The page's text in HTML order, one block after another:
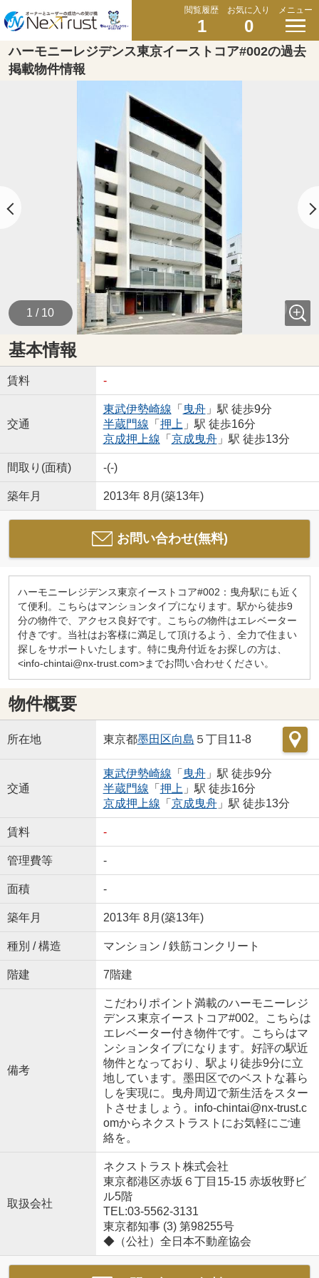
閲覧履歴
1
お気に入り
0
メニュー
ハーモニーレジデンス東京イーストコア#002の過去
掲載物件情報
1 / 10
基本情報
賃料 -
交通
東武伊勢崎線 「 曳舟」駅 徒歩9分
半蔵門線 「 押上 」駅 徒歩16分
京成押上線 「 京成曳舟」駅 徒歩13分
間取り(面積) -(-)
築年月 2013年 8月(築13年)
お問い合わせ(無料)
ハーモニーレジデンス東京イーストコア#002：曳舟駅にも近く
て便利。こちらはマンションタイプになります。駅から徒歩9
分の物件で、アクセス良好です。こちらの物件はエレベーター
付きです。当社はお客様に満足して頂けるよう、全力で住まい
探しをサポートいたします。特に曳舟付近をお探しの方は、
<info-chintai@nx-trust.com>までお問い合わせください。
物件概要
所在地 東京都墨田区向島 ５丁目11-8
交通
東武伊勢崎線 「 曳舟」駅 徒歩9分
半蔵門線 「 押上 」駅 徒歩16分
京成押上線 「 京成曳舟」駅 徒歩13分
賃料 -
管理費等 -
面積 -
築年月 2013年 8月(築13年)
種別 / 構造 マンション / 鉄筋コンクリート
階建 7階建
備考
こだわりポイント満載のハーモニーレジ
デンス東京イーストコア#002。こちらは
エレベーター付き物件です。こちらはマ
ンションタイプになります。好評の駅近
物件となっており、駅より徒歩9分に立
地しています。墨田区でのベストな暮ら
しを実現に。曳舟周辺で新生活をスター
トさせましょう。info-chintai@nx-trust.c
omからネクストラストにお気軽にご連
絡を。
取扱会社
ネクストラスト株式会社
東京都港区赤坂６丁目15-15 赤坂牧野ビ
ル5階
TEL:03-5562-3131
東京都知事 (3) 第98255号
◆（公社）全日本不動産協会